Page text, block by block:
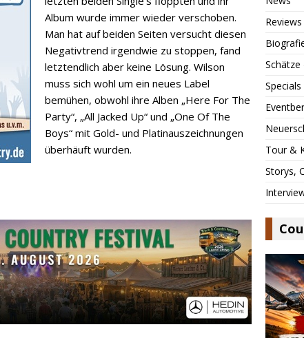
Album wurde immer wieder verschoben.
Man hat auf beiden Seiten versucht diesen
Negativtrend irgendwie zu stoppen, fand
letztendlich aber keine Lösung. Wilson
muss sich wohl um ein neues Label
bemühen, obwohl ihre Alben „Here For The
Party“, „All Jacked Up“ und „One Of The
Boys“ mit Gold- und Platinauszeichnungen
überhäuft wurden.
Reviews
Specials
Tour &
Storys,